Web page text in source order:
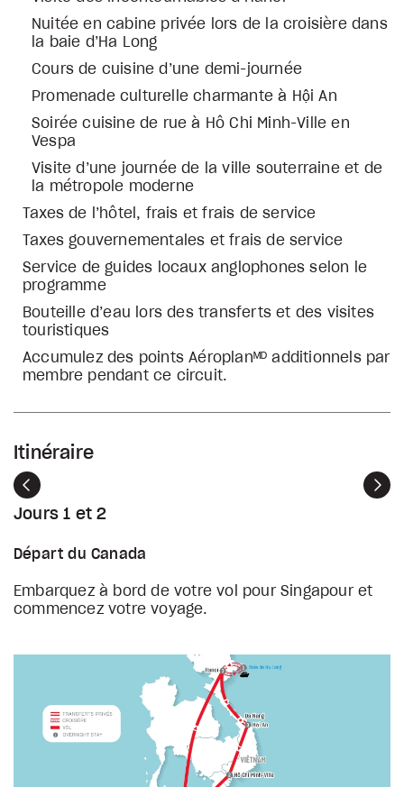
Nuitée en cabine privée lors de la croisière dans
la baie d’Ha Long
Cours de cuisine d’une demi-journée
Promenade culturelle charmante à Hội An
Soirée cuisine de rue à Hô Chi Minh-Ville en
Vespa
Visite d’une journée de la ville souterraine et de
la métropole moderne
Taxes de l’hôtel, frais et frais de service
Taxes gouvernementales et frais de service
Service de guides locaux anglophones selon le
programme
Bouteille d’eau lors des transferts et des visites
touristiques
Accumulez des points Aéroplanᴹᴰ additionnels par
membre pendant ce circuit.
Itinéraire
Précédent
Jours 1 et 2
Départ du Canada
Embarquez à bord de votre vol pour Singapour et
commencez votre voyage.